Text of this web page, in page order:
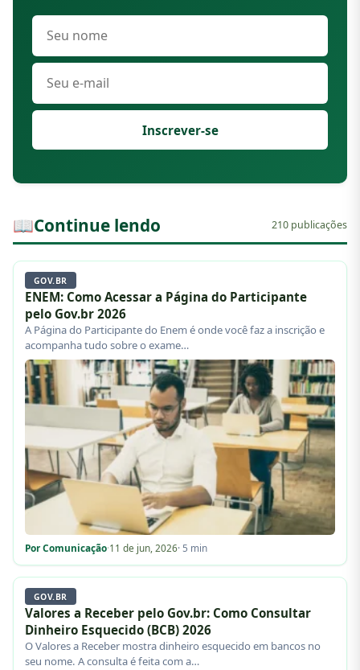
Inscrever-se
📖Continue lendo 210 publicações
GOV.BR
ENEM: Como Acessar a Página do Participante
pelo Gov.br 2026
A Página do Participante do Enem é onde você faz a inscrição e
acompanha tudo sobre o exame…
Por Comunicação·11 de jun, 2026· 5 min
GOV.BR
Valores a Receber pelo Gov.br: Como Consultar
Dinheiro Esquecido (BCB) 2026
O Valores a Receber mostra dinheiro esquecido em bancos no
seu nome. A consulta é feita com a…